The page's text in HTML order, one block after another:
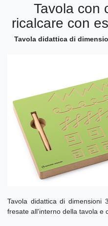
Tavola con
ricalcare con
Tavola didattica di
Tavola didattica di
fresate all'interno della tavola e